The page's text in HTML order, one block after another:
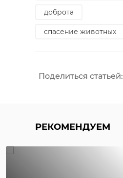
доброта
спасение животных
Поделиться статьей:
РЕКОМЕНДУЕМ